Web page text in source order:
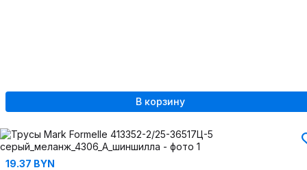
В корзину
19.37 BYN